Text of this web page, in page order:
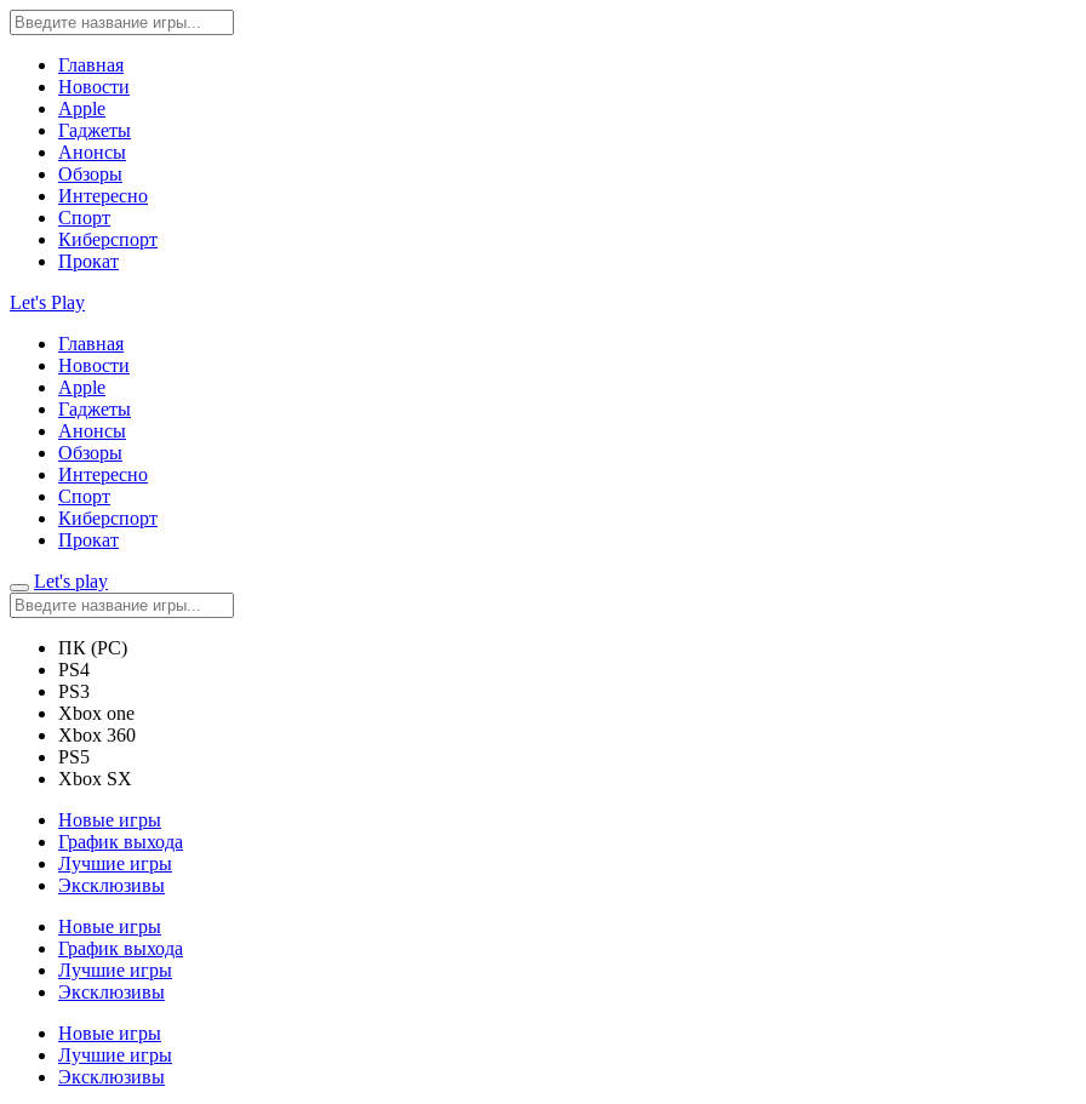
Главная
Новости
Apple
Гаджеты
Анонсы
Обзоры
Интересно
Спорт
Киберспорт
Прокат
Let's Play
Главная
Новости
Apple
Гаджеты
Анонсы
Обзоры
Интересно
Спорт
Киберспорт
Прокат
Let's play
ПК (PC)
PS4
PS3
Xbox one
Xbox 360
PS5
Xbox SX
Новые игры
График выхода
Лучшие игры
Эксклюзивы
Новые игры
График выхода
Лучшие игры
Эксклюзивы
Новые игры
Лучшие игры
Эксклюзивы